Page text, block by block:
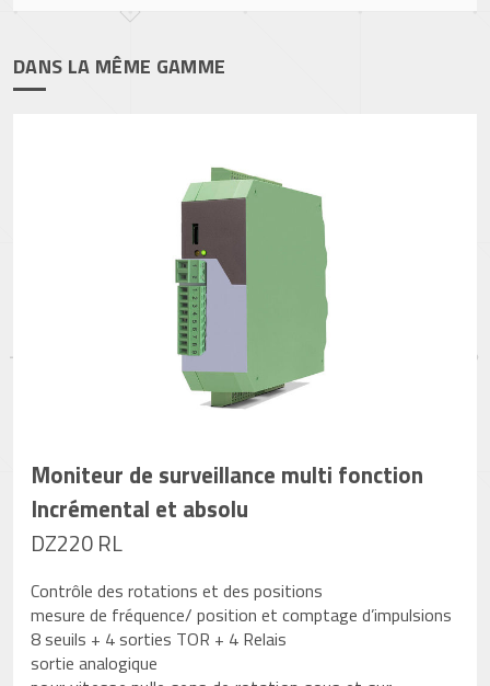
DANS LA MÊME GAMME
Moniteur de surveillance multi fonction
Incrémental et absolu
DZ220 RL
Contrôle des rotations et des positions
mesure de fréquence/ position et comptage d’impulsions
8 seuils + 4 sorties TOR + 4 Relais
sortie analogique